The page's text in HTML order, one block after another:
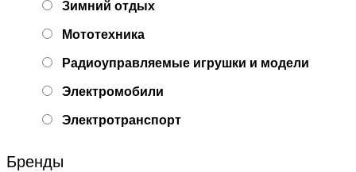
Зимний отдых
Мототехника
Радиоуправляемые игрушки и модели
Электромобили
Электротранспорт
Бренды